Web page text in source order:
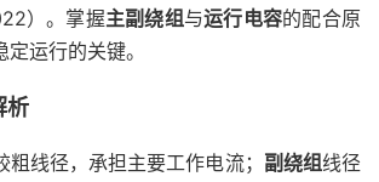
）。掌握主副绕组与运行电容的配合原
运行的关键。
析
粗线径，承担主要工作电流； 副绕组线径